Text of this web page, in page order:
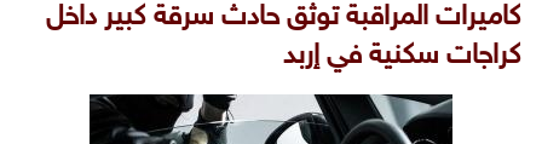
كاميرات المراقبة توثق حادث سرقة كبير داخل
كراجات سكنية في إربد